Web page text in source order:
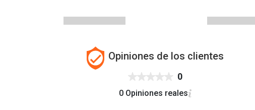
Opiniones de los clientes
0
0 Opiniones reales